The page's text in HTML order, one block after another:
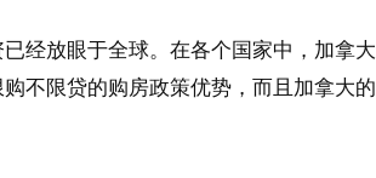
经放眼于全球。在各个国家中，加拿大
不限贷的购房政策优势，而且加拿大的